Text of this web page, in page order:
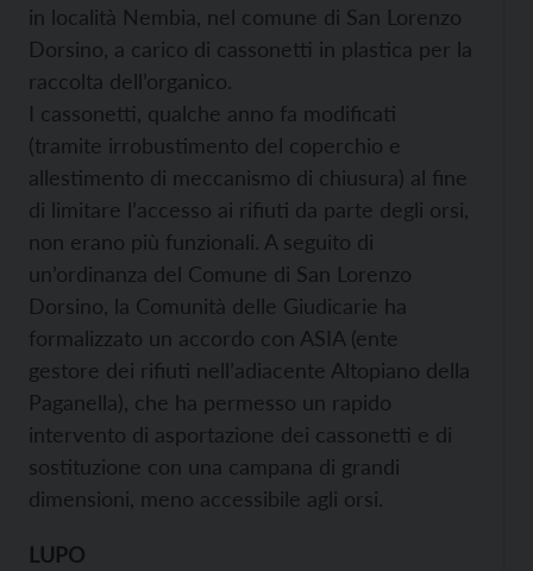
in località Nembia, nel comune di San Lorenzo
Dorsino, a carico di cassonetti in plastica per la
raccolta dell’organico.
I cassonetti, qualche anno fa modificati
(tramite irrobustimento del coperchio e
allestimento di meccanismo di chiusura) al fine
di limitare l’accesso ai rifiuti da parte degli orsi,
non erano più funzionali. A seguito di
un’ordinanza del Comune di San Lorenzo
Dorsino, la Comunità delle Giudicarie ha
formalizzato un accordo con ASIA (ente
gestore dei rifiuti nell’adiacente Altopiano della
Paganella), che ha permesso un rapido
intervento di asportazione dei cassonetti e di
sostituzione con una campana di grandi
dimensioni, meno accessibile agli orsi.
LUPO